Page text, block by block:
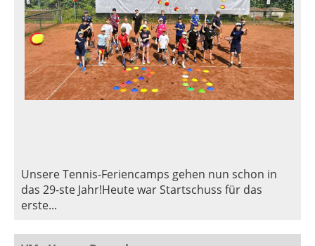
Unsere Tennis-Feriencamps gehen nun schon in
das 29-ste Jahr!Heute war Startschuss für das
erste...